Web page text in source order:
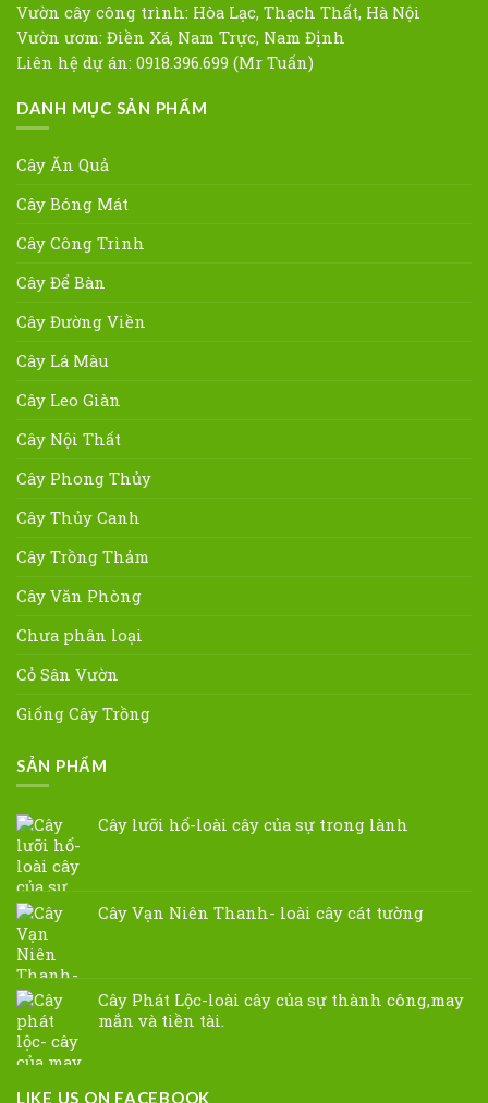
Vườn cây công trình: Hòa Lạc, Thạch Thất, Hà Nội
Vườn ươm: Điền Xá, Nam Trực, Nam Định
Liên hệ dự án: 0918.396.699 (Mr Tuấn)
DANH MỤC SẢN PHẨM
Cây Ăn Quả
Cây Bóng Mát
Cây Công Trình
Cây Để Bàn
Cây Đường Viền
Cây Lá Màu
Cây Leo Giàn
Cây Nội Thất
Cây Phong Thủy
Cây Thủy Canh
Cây Trồng Thảm
Cây Văn Phòng
Chưa phân loại
Cỏ Sân Vườn
Giống Cây Trồng
SẢN PHẨM
Cây lưỡi hổ-loài cây của sự trong lành
Cây Vạn Niên Thanh- loài cây cát tường
Cây Phát Lộc-loài cây của sự thành công,may
mắn và tiền tài.
LIKE US ON FACEBOOK